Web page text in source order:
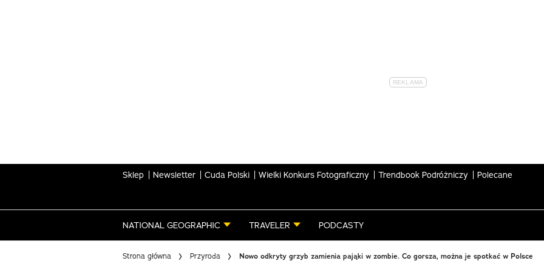
Sklep Newsletter Cuda Polski Wielki Konkurs Fotograficzny Trendbook Podróżniczy Polecane
NATIONAL GEOGRAPHIC TRAVELER PODCASTY
Strona główna Przyroda Nowo odkryty grzyb zamienia pająki w zombie. Co gorsza, można je spotkać w Polsce